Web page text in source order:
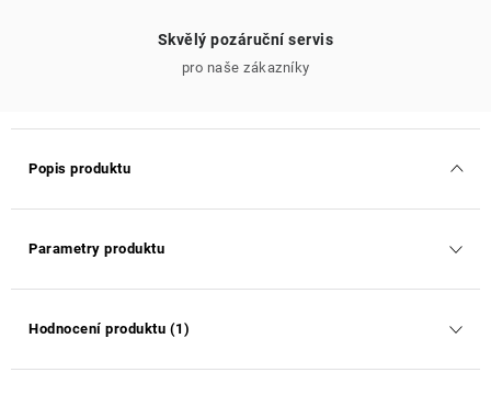
Skvělý pozáruční servis
pro naše zákazníky
Popis produktu
Parametry produktu
Hodnocení produktu (1)